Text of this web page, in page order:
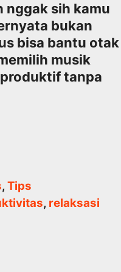
nggak sih kamu
bukan
bisa bantu otak
musik
tanpa
,Tips
, relaksasi